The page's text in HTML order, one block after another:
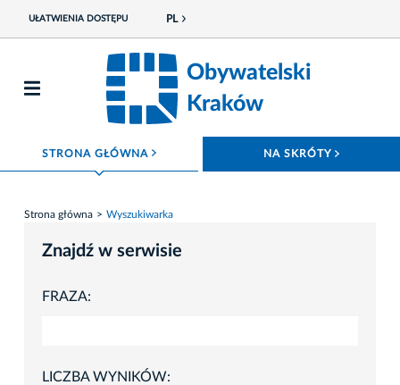
UŁATWIENIA DOSTĘPU PL
Obywatelski
Kraków
STRONA GŁÓWNA ROZWIŃ MENU NA SKRÓTY
Strona główna Wyszukiwarka
Znajdź w serwisie
FRAZA:
LICZBA WYNIKÓW: